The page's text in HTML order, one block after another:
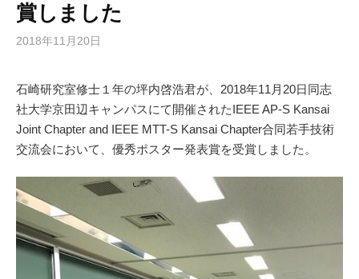
賞しました
2018年11月20日
石崎研究室修士１年の坪内啓浩君が、2018年11月20日同志
社大学京田辺キャンパスにて開催されたIEEE AP-S Kansai
Joint Chapter and IEEE MTT-S Kansai Chapter合同若手技術
交流会において、優秀ポスター発表賞を受賞しました。